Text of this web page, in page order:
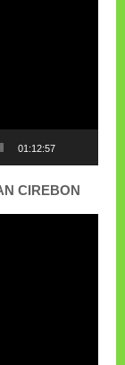
01:12:57
CIREBON